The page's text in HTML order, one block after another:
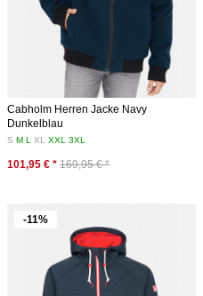
Cabholm Herren Jacke Navy
Dunkelblau
SML XLXXL3XL
101,95 € * 169,95 € *
-11%